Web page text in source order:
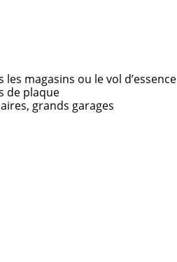
magasins ou le vol d’essence
de plaque
grands garages